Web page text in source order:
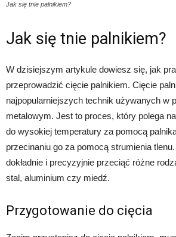
Jak się tnie palnikiem?
Jak się tnie palnikiem?
W dzisiejszym artykule dowiesz się, jak
przeprowadzić cięcie palnikiem. Cięcie
najpopularniejszych technik używanych w
metalowym. Jest to proces, który polega
do wysokiej temperatury za pomocą
przecinaniu go za pomocą strumienia
dokładnie i precyzyjnie przeciąć różne
stal, aluminium czy miedź.
Przygotowanie do cięcia